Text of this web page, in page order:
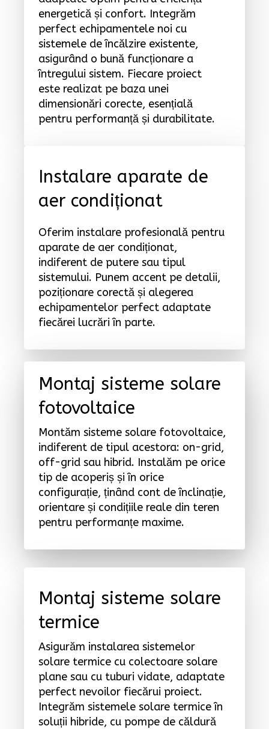
energetică și confort. Integrăm
perfect echipamentele noi cu
sistemele de încălzire existente,
asigurând o bună funcționare a
întregului sistem. Fiecare proiect
este realizat pe baza unei
dimensionări corecte, esențială
pentru performanță și durabilitate.
Instalare aparate de
aer condiționat
Oferim instalare profesională pentru
aparate de aer condiționat,
indiferent de putere sau tipul
sistemului. Punem accent pe detalii,
poziționare corectă și alegerea
echipamentelor perfect adaptate
fiecărei lucrări în parte.
Montaj sisteme solare
fotovoltaice
Montăm sisteme solare fotovoltaice,
indiferent de tipul acestora: on-grid,
off-grid sau hibrid. Instalăm pe orice
tip de acoperiș și în orice
configurație, ținând cont de înclinație,
orientare și condițiile reale din teren
pentru performanțe maxime.
Montaj sisteme solare
termice
Asigurăm instalarea sistemelor
solare termice cu colectoare solare
plane sau cu tuburi vidate, adaptate
perfect nevoilor fiecărui proiect.
Integrăm sistemele solare termice în
soluții hibride, cu pompe de căldură